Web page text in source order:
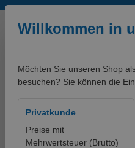
Zum Hauptinhalt springen
Willkommen in
Möchten Sie unseren Shop
besuchen? Sie können die
Privatkunde
Preise mit
Mehrwertsteuer (Brutto)